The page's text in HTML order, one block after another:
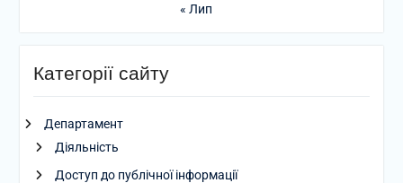
« Лип
Категорії сайту
Департамент
Діяльність
Доступ до публічної інформації